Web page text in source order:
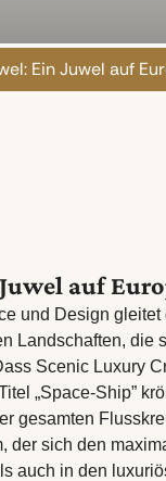
Ein Juwel auf
auf
und Design
Landschaften, die
Scenic Luxury
„Space-Ship”
gesamten
der sich den
auch in den